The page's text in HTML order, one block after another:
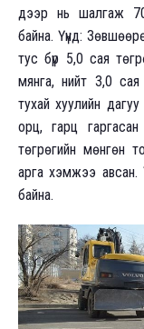
дээр нь шалгаж 70
байна. Үүнд:
тус бүр 5,0 сая
мянга, нийт 3,0 сая
тухай хуулийн
орц, гарц
төгрөгийн мөнгөн
арга хэмжээ авсан.
байна.